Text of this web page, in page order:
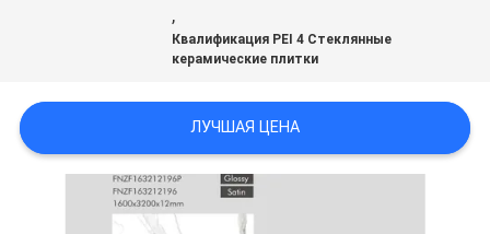
КОНФИДЕНЦИАЛЬНОСТИ
,
Квалификация PEI 4 Стеклянные
керамические плитки
ЛУЧШАЯ ЦЕНА